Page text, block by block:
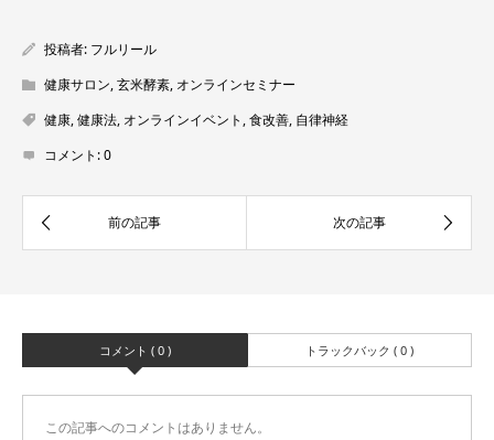
投稿者: フルリール
健康サロン,玄米酵素, オンラインセミナー
健康,健康法, オンラインイベント ,食改善, 自律神経
コメント:0
コメント ( 0 ) トラックバック ( 0 )
この記事へのコメントはありません。